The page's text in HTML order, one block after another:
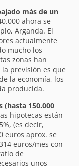
más de un
ahora se
Arganda. El
actualmente
mucho los
zonas han
previsión es que
la economía, los
producida.
(hasta 150.000
hipotecas están
(es decir,
euros aprox. se
euros/mes con
de
unos